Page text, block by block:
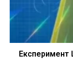
Експеримент